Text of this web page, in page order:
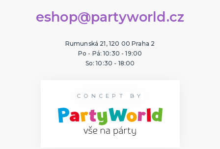
eshop@partyworld.cz
Rumunská 21, 120 00 Praha 2
Po - Pá: 10:30 - 19:00
So: 10:30 - 18:00
CONCEPT BY